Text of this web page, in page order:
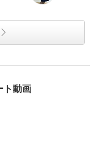
ト動画